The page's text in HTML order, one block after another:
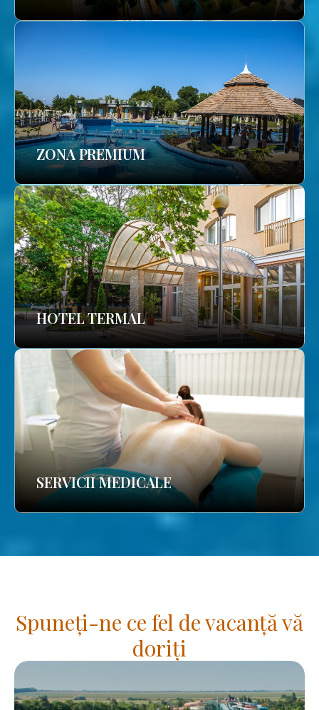
ZONA PREMIUM
HOTEL TERMAL
SERVICII MEDICALE
Spuneți-ne ce fel de vacanță vă
doriți